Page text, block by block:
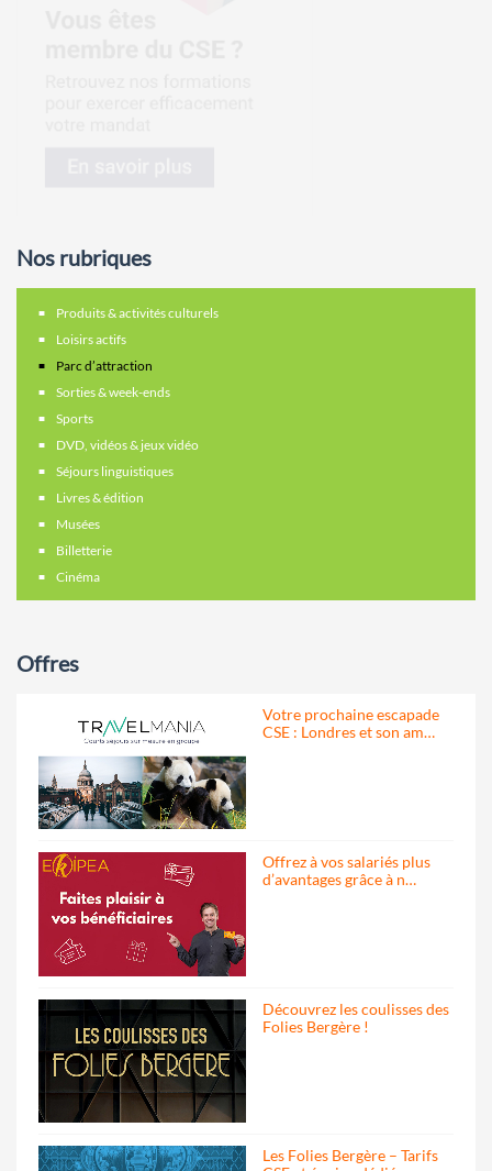
Nos rubriques
Produits & activités culturels
Loisirs actifs
Parc d’attraction
Sorties & week-ends
Sports
DVD, vidéos & jeux vidéo
Séjours linguistiques
Livres & édition
Musées
Billetterie
Cinéma
Offres
Votre prochaine escapade
CSE : Londres et son am…
Offrez à vos salariés plus
d’avantages grâce à n…
Découvrez les coulisses des
Folies Bergère !
Les Folies Bergère – Tarifs